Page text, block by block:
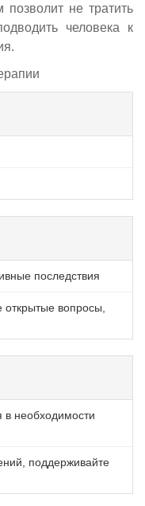
позволит не тратить
человека к
последствия
открытые вопросы,
в необходимости
поддерживайте